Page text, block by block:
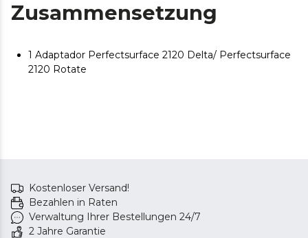
Zusammensetzung
1 Adaptador Perfectsurface 2120 Delta/ Perfectsurface
2120 Rotate
Kostenloser Versand!
Bezahlen in Raten
Verwaltung Ihrer Bestellungen 24/7
2 Jahre Garantie